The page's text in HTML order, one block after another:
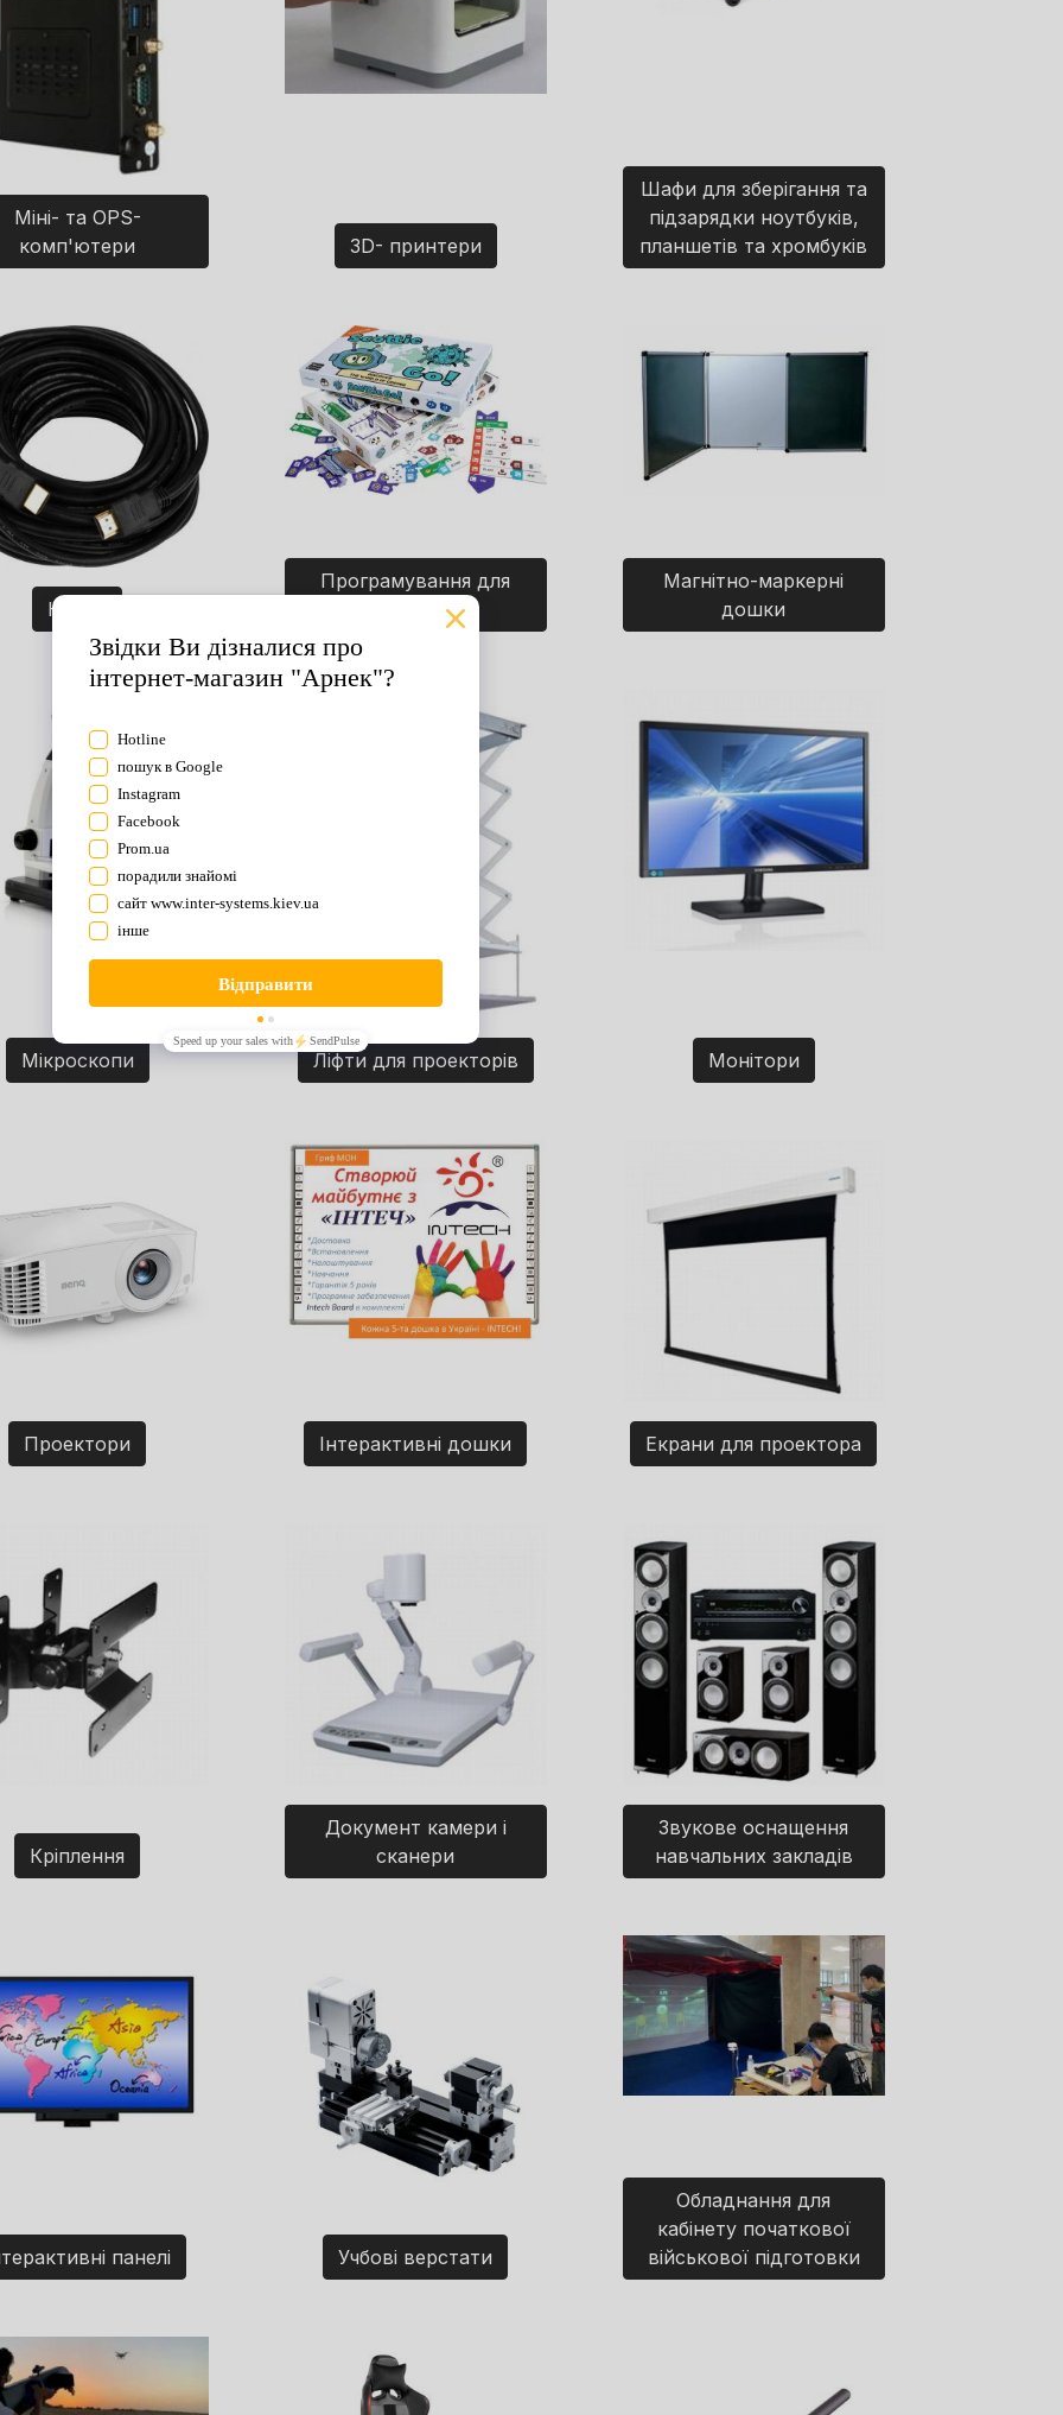
Міні- та OPS-
комп'ютери
3D- принтери
Шафи для зберігання та
підзарядки ноутбуків,
планшетів та хромбуків
Кабелі
Програмування для
дітей. Ігри.
Магнітно-маркерні
дошки
Мікроскопи Ліфти для проекторів Монітори
Проектори Інтерактивні дошки Екрани для проектора
Кріплення
Документ камери і
сканери
Звукове оснащення
навчальних закладів
панелі Учбові верстати
Обладнання для
кабінету початкової
військової підготовки